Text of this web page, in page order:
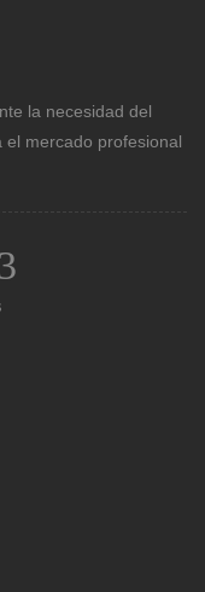
la necesidad del
mercado profesional